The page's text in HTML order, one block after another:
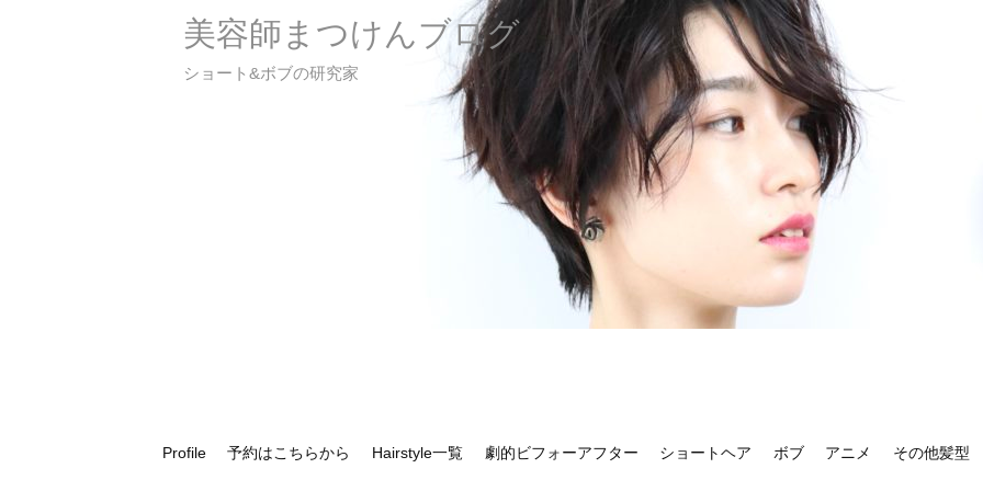
美容師まつけんブログ
ショート&ボブの研究家
Profile 予約はこちらから Hairstyle一覧 劇的ビフォーアフター ショートヘア ボブ アニメ その他髪型